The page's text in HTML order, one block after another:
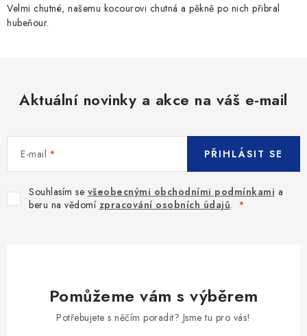
Velmi chutné, našemu kocourovi chutná a pěkně po nich přibral
hubeňour.
Aktuální novinky a akce na váš e-mail
E-mail
Souhlasím se všeobecnými obchodními podmínkami a
beru na vědomí zpracování osobních údajů.
PŘIHLÁSIT SE
Pomůžeme vám s výběrem
Potřebujete s něčím poradit? Jsme tu pro vás!